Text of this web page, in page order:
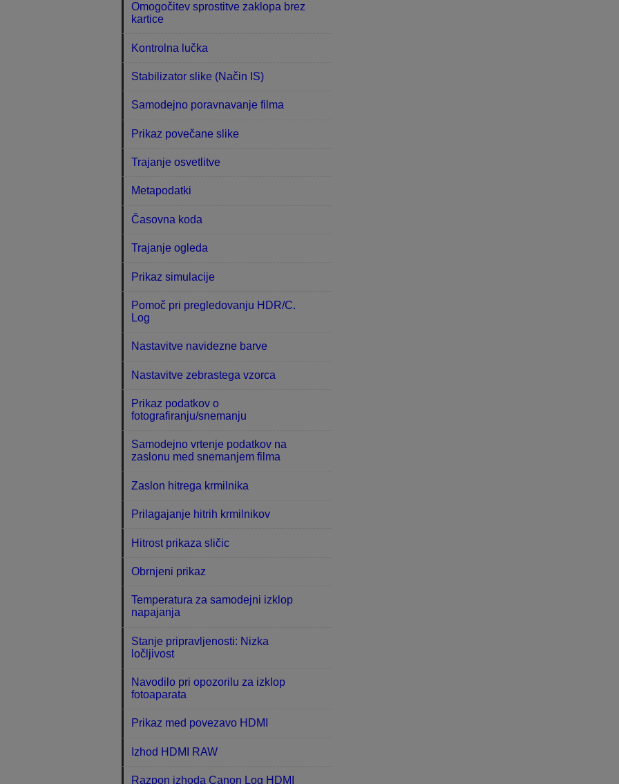
Omogočitev sprostitve zaklopa brez
kartice
Kontrolna lučka
Stabilizator slike (Način IS)
Samodejno poravnavanje filma
Prikaz povečane slike
Trajanje osvetlitve
Metapodatki
Časovna koda
Trajanje ogleda
Prikaz simulacije
Pomoč pri pregledovanju HDR/C.
Log
Nastavitve navidezne barve
Nastavitve zebrastega vzorca
Prikaz podatkov o
fotografiranju/snemanju
Samodejno vrtenje podatkov na
zaslonu med snemanjem filma
Zaslon hitrega krmilnika
Prilagajanje hitrih krmilnikov
Hitrost prikaza sličic
Obrnjeni prikaz
Temperatura za samodejni izklop
napajanja
Stanje pripravljenosti: Nizka
ločljivost
Navodilo pri opozorilu za izklop
fotoaparata
Prikaz med povezavo HDMI
Izhod HDMI RAW
Razpon izhoda Canon Log HDMI